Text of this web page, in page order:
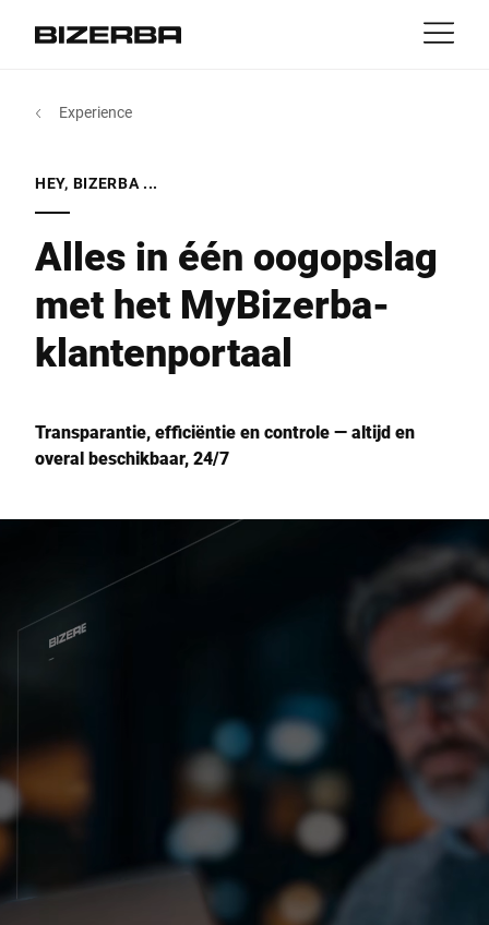
Experience
Over ons
Portals
MyBizerba Klantenportaal
RefurBiz Shop
Amerika
Australië
Afrika
HEY, BIZERBA ...
Alles in één oogopslag
met het MyBizerba-
klantenportaal
Transparantie, efficiëntie en controle — altijd en
overal beschikbaar, 24/7
Experience